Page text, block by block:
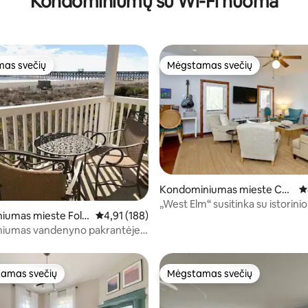
iš 5, atsiliepimų: 202
svečių
svečių
mieste Folly Vidutinis įvertinimas: 4,91 iš 5, atsiliepimų: 188
4,91 (188)
vandenyno pakrantėje
Mėgstamas svečių
Mėgstamas svečių
Kondominiumas mieste Cha
rleston
„West Elm“ susitinka su istorinio
svečių Mėgstamas svečių
Mėgstamas svečių